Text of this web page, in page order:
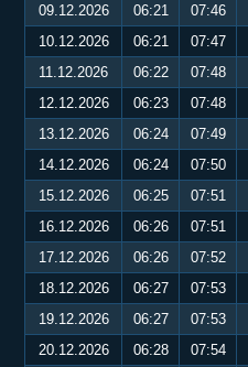
09.12.2026
06:21 07:46
10.12.2026
06:21 07:47
11.12.2026
06:22 07:48
12.12.2026
06:23 07:48
13.12.2026
06:24 07:49
14.12.2026
06:24 07:50
15.12.2026
06:25 07:51
16.12.2026
06:26 07:51
17.12.2026
06:26 07:52
18.12.2026
06:27 07:53
19.12.2026
06:27 07:53
20.12.2026
06:28 07:54